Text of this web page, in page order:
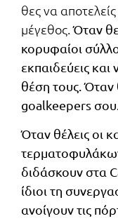
θες να
μέγεθος.Όταν
κορυφαίοι
εκπαιδεύεις και
θέση τους. Όταν
goalkeepers σου.
Όταν θέλεις οι
διδάσκουν στα
ίδιοι τη
ανοίγουν τις